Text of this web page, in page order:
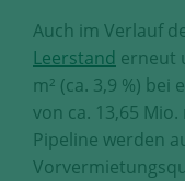
Auch im Verlauf
Leerstand erneut
m² (ca. 3,9 %)
von ca. 13,65
Pipeline werden
Mehr über die